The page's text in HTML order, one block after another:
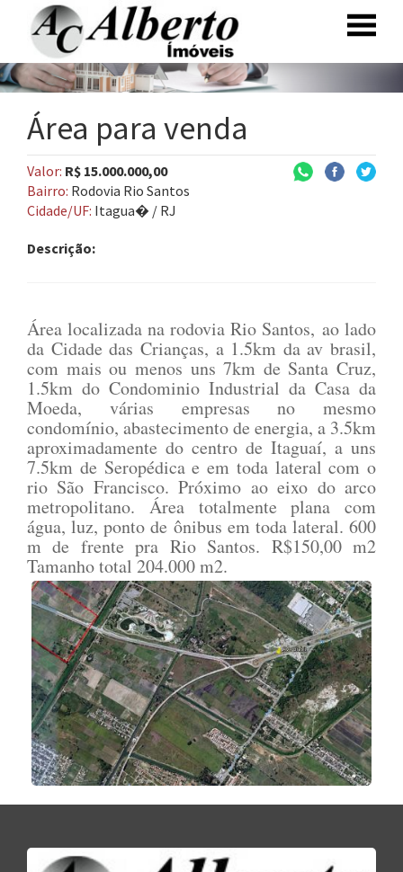
Área para venda
Valor: R$ 15.000.000,00
Bairro: Rodovia Rio Santos
Cidade/UF: Itagua� / RJ
Descrição:
Área localizada na rodovia Rio Santos, ao lado
da Cidade das Crianças, a 1.5km da av brasil,
com mais ou menos uns 7km de Santa Cruz,
1.5km do Condominio Industrial da Casa da
Moeda, várias empresas no mesmo
condomínio, abastecimento de energia, a 3.5km
aproximadamente do centro de Itaguaí, a uns
7.5km de Seropédica e em toda lateral com o
rio São Francisco. Próximo ao eixo do arco
metropolitano. Área totalmente plana com
água, luz, ponto de ônibus em toda lateral. 600
m de frente pra Rio Santos. R$150,00 m2
Tamanho total 204.000 m2.